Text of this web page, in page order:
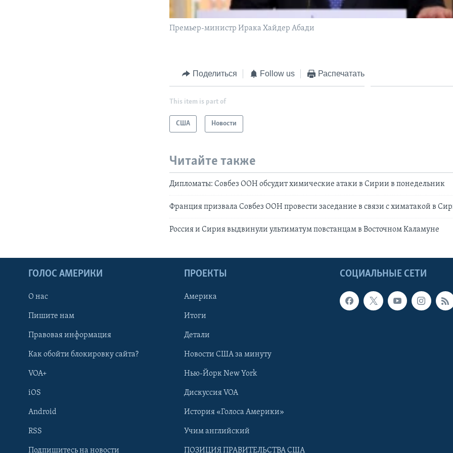
Learning English
Премьер-министр Ирака Хайдер Абади
Поделиться Follow us Распечатать
This item is part of
США Новости
Читайте также
Дипломаты: Совбез ООН обсудит химические атаки в Сирии в понедельник
Франция призвала Совбез ООН провести заседание в связи с химатакой в
Россия и Сирия выдвинули ультиматум повстанцам в Восточном Каламуне
СОЦИАЛЬНЫЕ СЕТИ
ГОЛОС АМЕРИКИ
О нас
Пишите нам
Правовая информация
Как обойти блокировку сайта?
VOA+
iOS
Android
RSS
Подпишитесь на новости
ПРОЕКТЫ
Америка
Итоги
Детали
Новости США за минуту
Нью-Йорк New York
Дискуссия VOA
История «Голоса Америки»
Учим английский
ПОЗИЦИЯ ПРАВИТЕЛЬСТВА США